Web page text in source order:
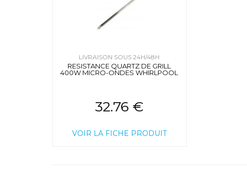
LIVRAISON SOUS 24H/48H
RESISTANCE QUARTZ DE GRILL
400W MICRO-ONDES WHIRLPOOL
32.76 €
VOIR LA FICHE PRODUIT